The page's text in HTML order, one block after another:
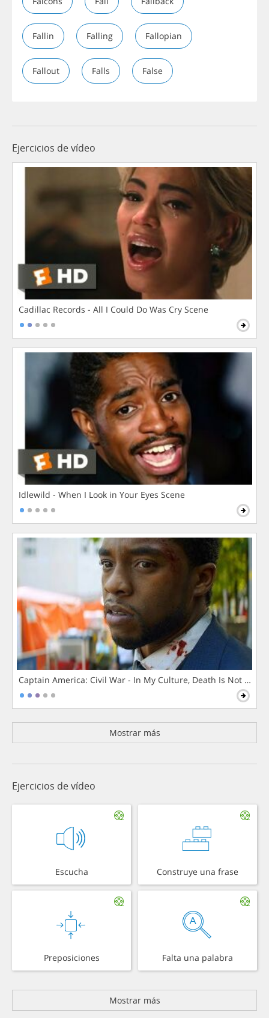
Fallin Falling Fallopian
Fallout Falls False
Ejercicios de vídeo
Cadillac Records - All I Could Do Was Cry Scene
Idlewild - When I Look in Your Eyes Scene
Captain America: Civil War - In My Culture, Death Is Not The
Mostrar más
Ejercicios de vídeo
Escucha Construye una frase
Preposiciones Falta una palabra
Mostrar más